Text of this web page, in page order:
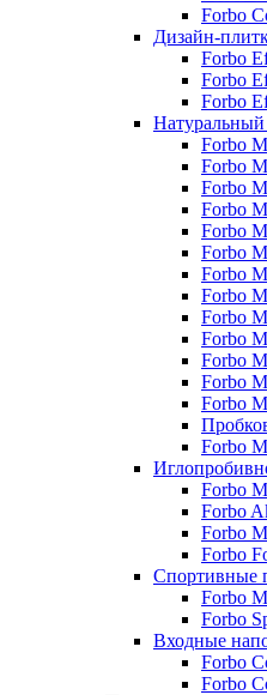
Forbo
Дизайн-
Forbo
Forbo
Forbo
Forbo
Forbo
Forbo
Forbo
Forbo
Forbo
Forbo
Forbo
Forbo
Forbo
Forbo
Forbo
Forbo
Forbo
Forbo
Forbo
Forbo
Forbo
Спортивные
Forbo
Forbo
Входные
Forbo
Forbo